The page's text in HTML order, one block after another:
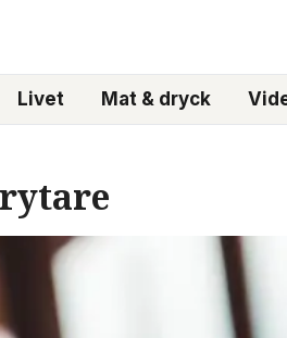
Livet Mat & dryck